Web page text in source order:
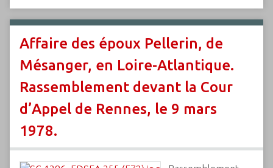
Affaire des époux Pellerin, de
Mésanger, en Loire-Atlantique.
Rassemblement devant la Cour
d’Appel de Rennes, le 9 mars
1978.